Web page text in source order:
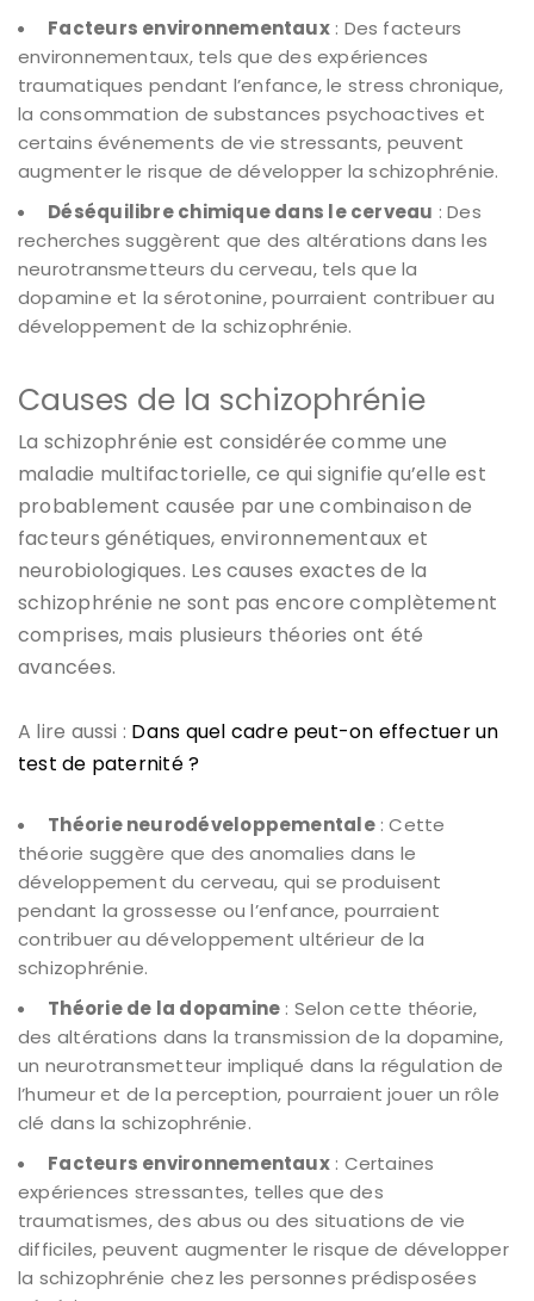
Facteurs environnementaux: Des facteurs
environnementaux, tels que des expériences
traumatiques pendant l’enfance, le stress chronique,
la consommation de substances psychoactives et
certains événements de vie stressants, peuvent
augmenter le risque de développer la schizophrénie.
Déséquilibre chimique dans le cerveau : Des
recherches suggèrent que des altérations dans les
neurotransmetteurs du cerveau, tels que la
dopamine et la sérotonine, pourraient contribuer au
développement de la schizophrénie.
Causes de la schizophrénie
La schizophrénie est considérée comme une
maladie multifactorielle, ce qui signifie qu’elle est
probablement causée par une combinaison de
facteurs génétiques, environnementaux et
neurobiologiques. Les causes exactes de la
schizophrénie ne sont pas encore complètement
comprises, mais plusieurs théories ont été
avancées.
A lire aussi : Dans quel cadre peut-on effectuer un
test de paternité ?
Théorie neurodéveloppementale: Cette
théorie suggère que des anomalies dans le
développement du cerveau, qui se produisent
pendant la grossesse ou l’enfance, pourraient
contribuer au développement ultérieur de la
schizophrénie.
Théorie de la dopamine : Selon cette théorie,
des altérations dans la transmission de la dopamine,
un neurotransmetteur impliqué dans la régulation de
l’humeur et de la perception, pourraient jouer un rôle
clé dans la schizophrénie.
Facteurs environnementaux: Certaines
expériences stressantes, telles que des
traumatismes, des abus ou des situations de vie
difficiles, peuvent augmenter le risque de développer
la schizophrénie chez les personnes prédisposées